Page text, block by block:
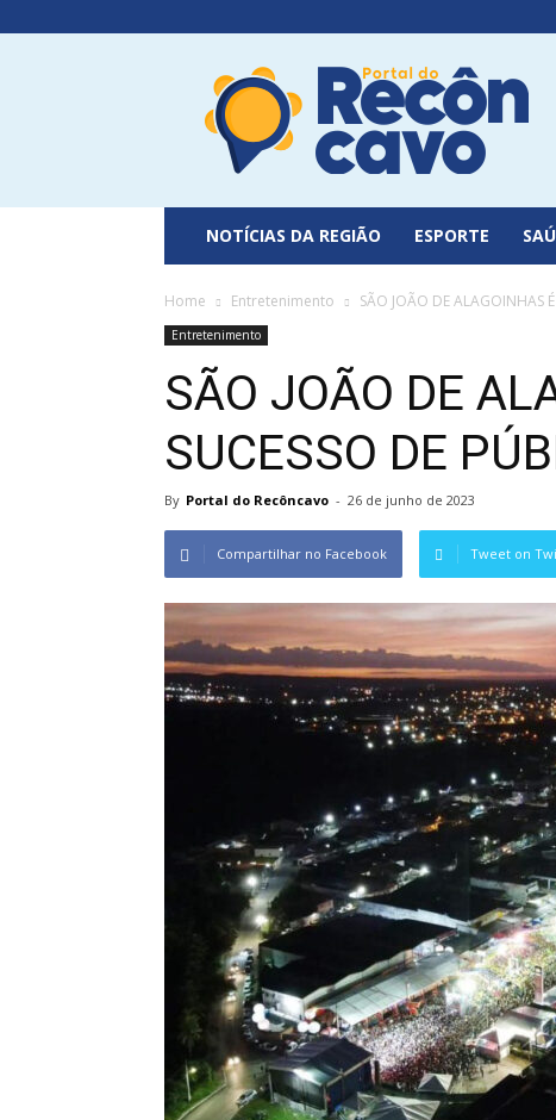
Portal
do
Recôncavo
NOTÍCIAS DA REGIÃO ESPORTE
Home Entretenimento SÃO JOÃO DE ALAGOINHAS
Entretenimento
SÃO JOÃO DE
SUCESSO DE
By Portal do Recôncavo - 26 de junho de 2023
Compartilhar no Facebook Tweet on